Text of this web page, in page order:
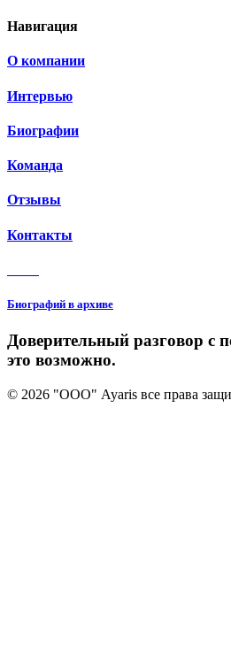
Навигация
О компании
Интервью
Биографии
Команда
Отзывы
Контакты
Биографий в архиве
Доверительный разговор с
это возможно.
© 2026 "ООО" Ayaris все права